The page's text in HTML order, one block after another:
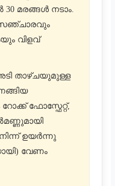
മരങ്ങൾ നടാം.
വിളവ്
അടി താഴ്ചയുമുള്ള
ഫോസ്ഫേറ്റ്,
നിന്ന് ഉയർന്നു
വേണം